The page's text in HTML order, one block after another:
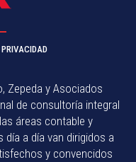
Zepeda y Asociados
de consultoría integral
áreas contable y
a día van dirigidos a
y convencidos